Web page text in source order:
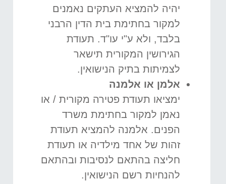
יהיה להמציא העתקים נאמנים
למקור בחתימת בית הדין הרבני
בלבד, ולא ע"י עו"ד. תעודת
הגירושין המקורית תישאר
לצמיתות בתיק הנישואין.
אלמן או אלמנה
ימציאו תעודת פטירה מקורית / או
נאמן למקור בחתימת משרד
הפנים. אלמנה להמציא תעודת
זהות של אחד מילדיה או תעודת
חליצה בהתאם לנסיבות ובהתאם
להנחיות רשם הנישואין.